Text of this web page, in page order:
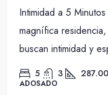
Intimidad a 5
magnífica
buscan intimidad y
5 3 287.00
ADOSADO